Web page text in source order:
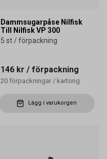
Dammsugarpåse Nilfisk
Till Nilfisk VP 300
5 st / förpackning
146 kr / förpackning
20 förpackningar / kartong
Lägg i varukorgen